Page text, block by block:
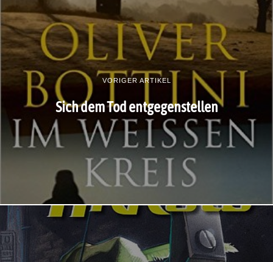
VORIGER ARTIKEL
Sich dem Tod entgegenstellen